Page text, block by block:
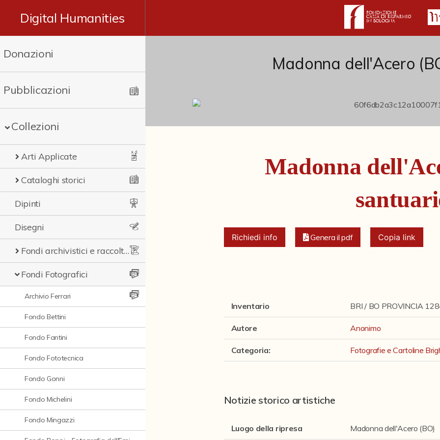
Digital Humanities
Donazioni
Pubblicazioni
Collezioni
Arti Applicate
Cataloghi storici
Dipinti
Disegni
Fondi archivistici e raccolte documentarie
Fondi Fotografici
Archivio Ferrari
Fondo Bettini
Fondo Fantini
Fondo Fototecnica
Fondo Gonni
Fondo Michelini
Fondo Mingazzi
Madonna dell'Acero
Madonna
Richiedi info Genera il pdf Copia link
Inventario BRI / BO PROVINCIA
Autore Anonimo
Categoria: Fotografie e Cartoline
Notizie storico artistiche
Luogo della ripresa Madonna dell'Acero (BO)